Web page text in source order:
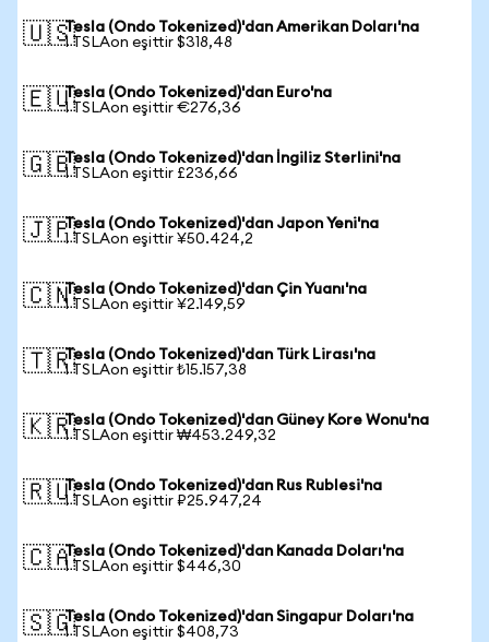
🇺🇸Tesla (Ondo Tokenized)'dan Amerikan Doları'na
1 TSLAon eşittir $318,48
🇪🇺Tesla (Ondo Tokenized)'dan Euro'na
1 TSLAon eşittir €276,36
🇬🇧Tesla (Ondo Tokenized)'dan İngiliz Sterlini'na
1 TSLAon eşittir £236,66
🇯🇵Tesla (Ondo Tokenized)'dan Japon Yeni'na
1 TSLAon eşittir ¥50.424,2
🇨🇳Tesla (Ondo Tokenized)'dan Çin Yuanı'na
1 TSLAon eşittir ¥2.149,59
🇹🇷Tesla (Ondo Tokenized)'dan Türk Lirası'na
1 TSLAon eşittir ₺15.157,38
🇰🇷Tesla (Ondo Tokenized)'dan Güney Kore Wonu'na
1 TSLAon eşittir ₩453.249,32
🇷🇺Tesla (Ondo Tokenized)'dan Rus Rublesi'na
1 TSLAon eşittir ₽25.947,24
🇨🇦Tesla (Ondo Tokenized)'dan Kanada Doları'na
1 TSLAon eşittir $446,30
🇸🇬Tesla (Ondo Tokenized)'dan Singapur Doları'na
1 TSLAon eşittir $408,73